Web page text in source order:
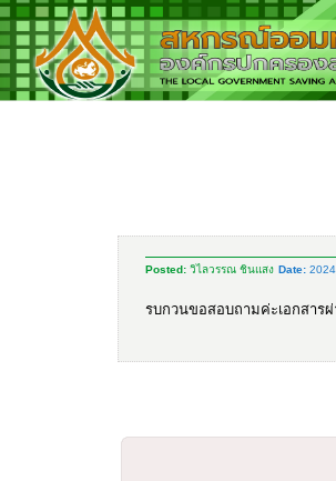
Posted: วิไลวรรณ ชินแสง Date:
รบกวนขอสอบถามค่ะเอกสาร